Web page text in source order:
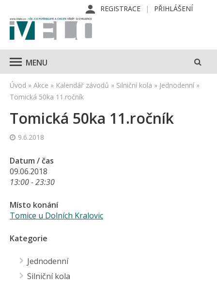
REGISTRACE PŘIHLÁŠENÍ
MENU
Úvod » Akce » Kalendář závodů » Silniční kola » Jednodenní »
Tomická 50ka 11.ročník
Tomická 50ka 11.ročník
9.6.2018
Datum / čas
09.06.2018
13:00 - 23:30
Místo konání
Tomice u Dolních Kralovic
Kategorie
Jednodenní
Silniční kola